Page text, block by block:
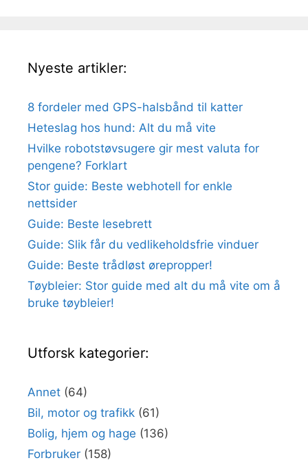
Nyeste artikler:
8 fordeler med GPS-halsbånd til katter
Heteslag hos hund: Alt du må vite
Hvilke robotstøvsugere gir mest valuta for
pengene? Forklart
Stor guide: Beste webhotell for enkle
nettsider
Guide: Beste lesebrett
Guide: Slik får du vedlikeholdsfrie vinduer
Guide: Beste trådløst ørepropper!
Tøybleier: Stor guide med alt du må vite om å
bruke tøybleier!
Utforsk kategorier:
Annet (64)
Bil, motor og trafikk (61)
Bolig, hjem og hage (136)
Forbruker (158)